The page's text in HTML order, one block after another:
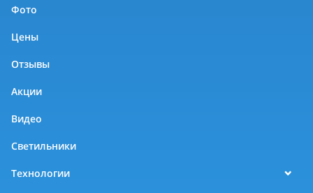
Фото
Цены
Отзывы
Акции
Видео
Светильники
Технологии